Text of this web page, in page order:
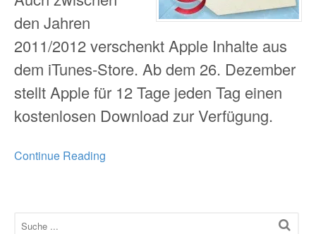
den Jahren
2011/2012 verschenkt Apple Inhalte aus
dem iTunes-Store. Ab dem 26. Dezember
stellt Apple für 12 Tage jeden Tag einen
kostenlosen Download zur Verfügung.
Continue Reading